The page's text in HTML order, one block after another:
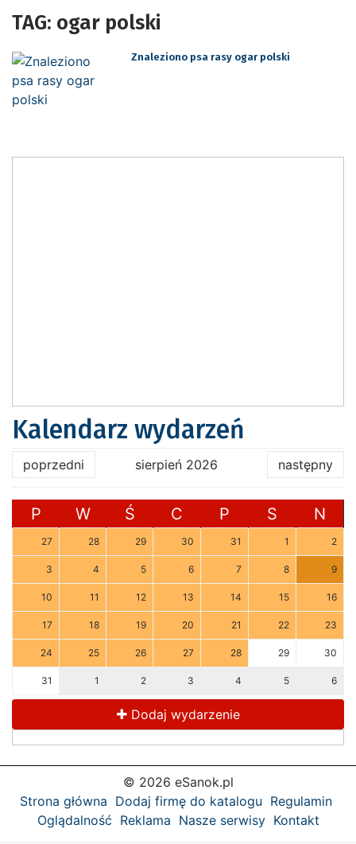
TAG: ogar polski
Znaleziono psa rasy ogar polski
Kalendarz wydarzeń
poprzedni sierpień 2026 następny
P W Ś C P S N
27 28 29 30 31 1 2
3 4 5 6 7 8 9
10 11 12 13 14 15 16
17 18 19 20 21 22 23
24 25 26 27 28 29 30
31 1 2 3 4 5 6
Dodaj wydarzenie
© 2026 eSanok.pl
Strona główna Dodaj firmę do katalogu Regulamin
Oglądalność Reklama Nasze serwisy Kontakt